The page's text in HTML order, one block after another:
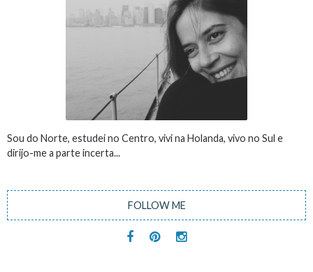
Sou do Norte, estudei no Centro, vivi na Holanda, vivo no Sul e
dirijo-me a parte incerta...
FOLLOW ME